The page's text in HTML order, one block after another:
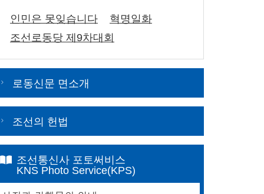
인민은 못잊습니다
혁명일화
조선로동당 제9차대회
로동신문 면소개
조선의 헌법
조선통신사 포토써비스
KNS Photo Service(KPS)